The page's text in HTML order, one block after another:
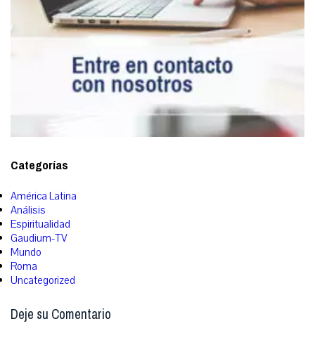
Categorías
América Latina
Análisis
Espiritualidad
Gaudium-TV
Mundo
Roma
Uncategorized
Deje su Comentario